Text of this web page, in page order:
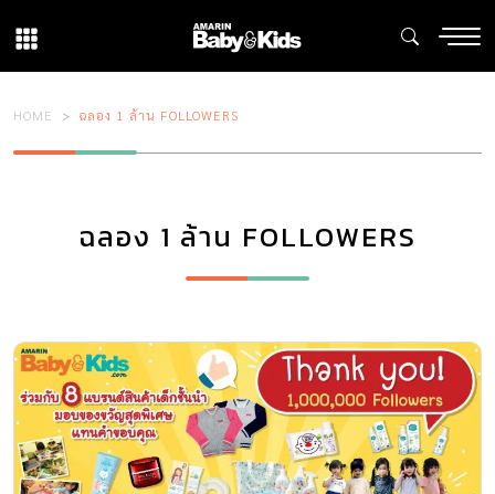
HOME ฉลอง 1 ล้าน FOLLOWERS
ฉลอง 1 ล้าน FOLLOWERS